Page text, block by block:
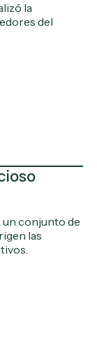
la
del
un conjunto de
las